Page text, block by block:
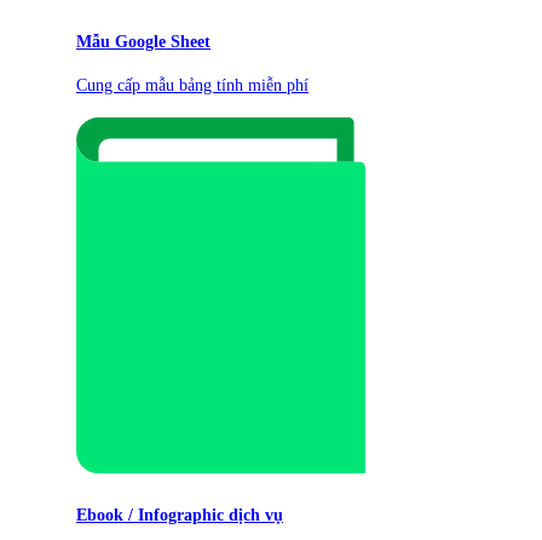
Mẫu Google Sheet
Cung cấp mẫu bảng tính miễn phí
Ebook / Infographic dịch vụ